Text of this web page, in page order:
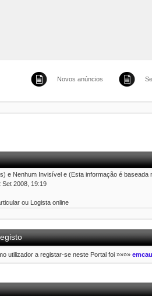
Novos anúncios
e Nenhum Invisível e (Esta informação é baseada
Set 2008, 19:19
ou Logista online
utilizador a registar-se neste Portal foi »»»»